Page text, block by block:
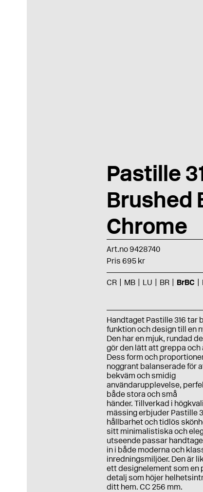
Pastille
Brushed
Chrome
Art.no 9428740
Pris 695 kr
CR MB LU BR BrBC
Handtaget Pastille 316 tar
funktion och design till en
Den har en mjuk, rundad
gör den lätt att greppa och
Dess form och
noggrant balanserade för
bekväm och smidig
användarupplevelse,
både stora och små
händer. Tillverkad i
mässing erbjuder Pastille
hållbarhet och tidlös
sitt minimalistiska och
utseende passar
in i både moderna och
inredningsmiljöer. Den är
ett designelement som en
detalj som höjer
ditt hem. CC 256 mm.